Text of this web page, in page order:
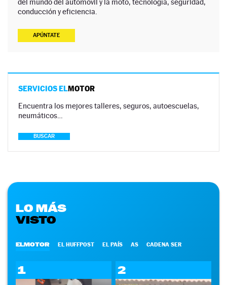
del mundo del automóvil y la moto, tecnología, seguridad,
conducción y eficiencia.
APÚNTATE
SERVICIOS ELMOTOR
Encuentra los mejores talleres, seguros, autoescuelas,
neumáticos…
BUSCAR
LO MÁS
VISTO
ELMOTOR EL HUFFPOST EL PAÍS AS CADENA SER
1 2